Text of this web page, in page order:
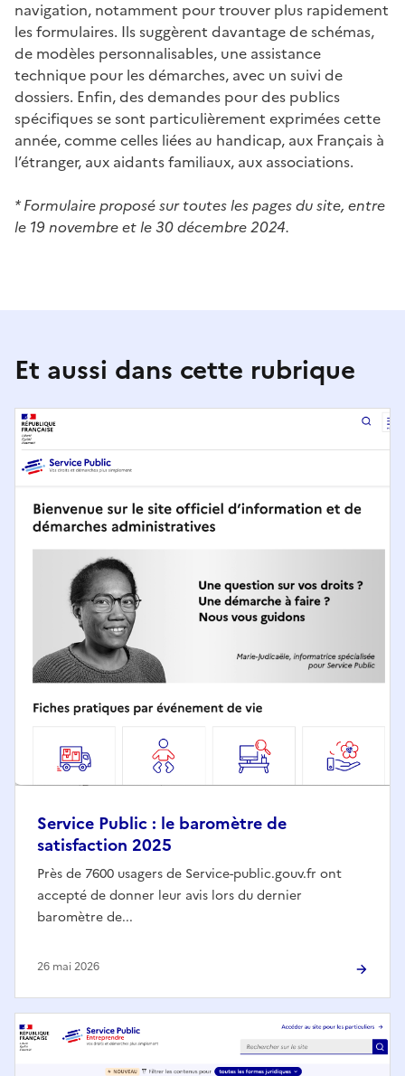
navigation, notamment pour trouver plus rapidement
les formulaires. Ils suggèrent davantage de schémas,
de modèles personnalisables, une assistance
technique pour les démarches, avec un suivi de
dossiers. Enfin, des demandes pour des publics
spécifiques se sont particulièrement exprimées cette
année, comme celles liées au handicap, aux Français à
l’étranger, aux aidants familiaux, aux associations.
* Formulaire proposé sur toutes les pages du site, entre
le 19 novembre et le 30 décembre 2024.
Et aussi dans cette rubrique
Service Public : le baromètre de
satisfaction 2025
Près de 7600 usagers de Service-public.gouv.fr ont
accepté de donner leur avis lors du dernier
baromètre de...
26 mai 2026